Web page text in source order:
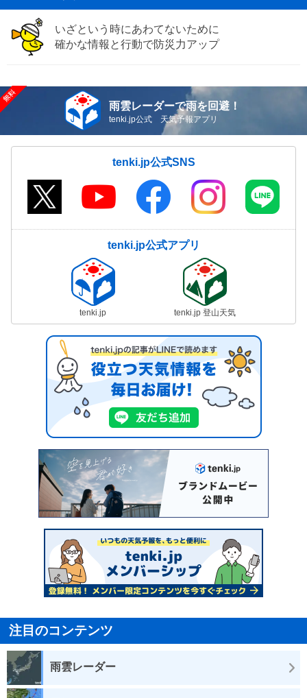
いざという時にあわてないために
確かな情報と行動で防災力アップ
雨雲レーダーで雨を回避！
tenki.jp公式 天気予報アプリ
tenki.jp公式SNS
tenki.jp公式アプリ
tenki.jp tenki.jp 登山天気
注目のコンテンツ
雨雲レーダー